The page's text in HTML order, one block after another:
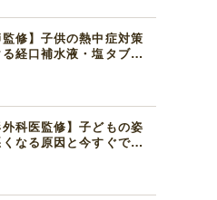
監修】子供の熱中症対策
経口補水液・塩タブレ
外科医監修】子どもの姿
なる原因と今すぐでき